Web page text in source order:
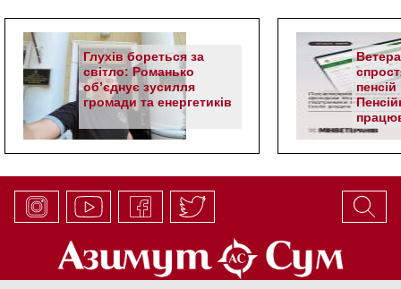
Глухів бореться за
світло: Романько
об’єднує зусилля
громади та енергетиків